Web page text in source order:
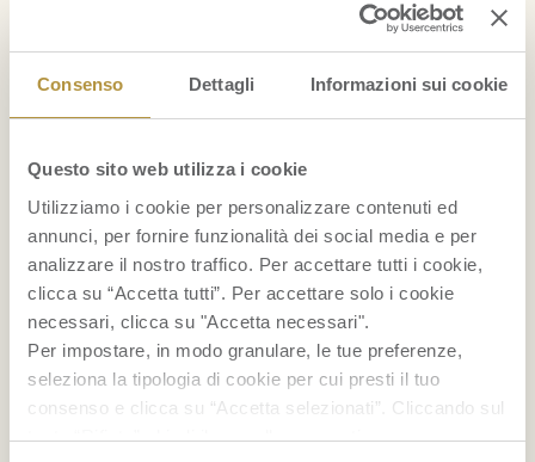
Consenso Dettagli Informazioni sui cookie
Questo sito web utilizza i cookie
Utilizziamo i cookie per personalizzare contenuti ed
annunci, per fornire funzionalità dei social media e per
analizzare il nostro traffico. Per accettare tutti i cookie,
clicca su “Accetta tutti”. Per accettare solo i cookie
necessari, clicca su "Accetta necessari".
Per impostare, in modo granulare, le tue preferenze,
seleziona la tipologia di cookie per cui presti il tuo
consenso e clicca su “Accetta selezionati”. Cliccando sul
tasto “Rifiuta” chiudi il pannello per continuare senza
Il mangostano: un ottimo alleato delle donne
nutrimento e idratazione
...
FRUITPEDIA
Grattachecca: cos’è e come si prepara
Bruschette estive: 12 idee con la frutta